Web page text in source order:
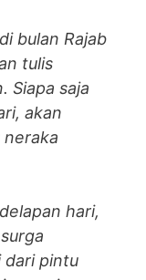
bulan Rajab
tulis
Siapa saja
akan
hari,
dari pintu